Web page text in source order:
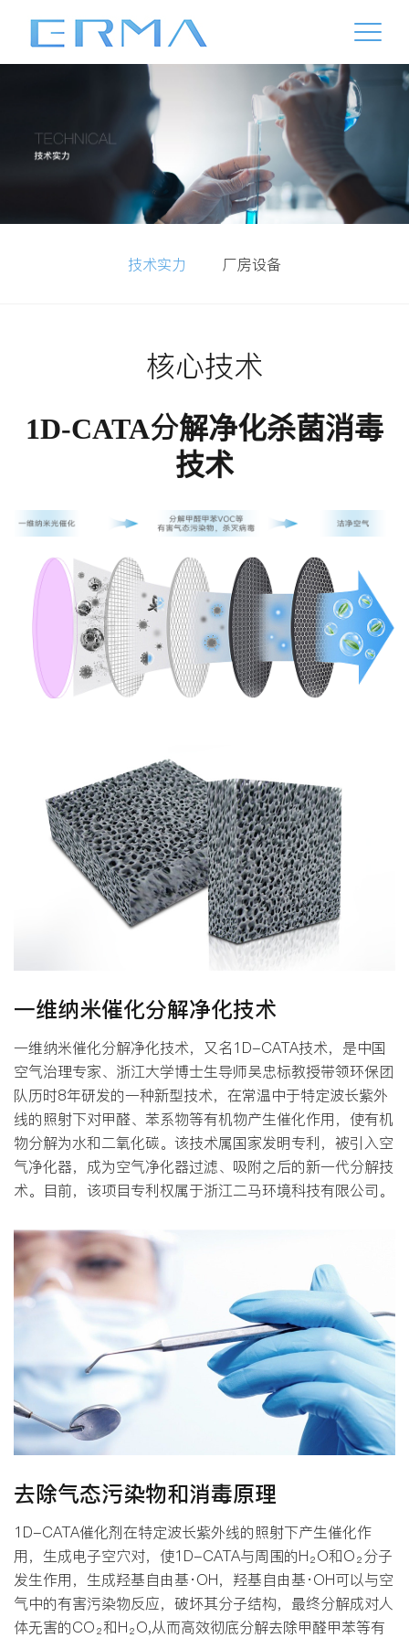
技术实力 厂房设备
核心技术
1D-CATA分解净化杀菌消毒
技术
一维纳米催化分解净化技术
一维纳米催化分解净化技术，又名1D-CATA技术，是中国
空气治理专家、浙江大学博士生导师吴忠标教授带领环保团
队历时8年研发的一种新型技术，在常温中于特定波长紫外
线的照射下对甲醛、苯系物等有机物产生催化作用，使有机
物分解为水和二氧化碳。该技术属国家发明专利，被引入空
气净化器，成为空气净化器过滤、吸附之后的新一代分解技
术。目前，该项目专利权属于浙江二马环境科技有限公司。
去除气态污染物和消毒原理
1D-CATA催化剂在特定波长紫外线的照射下产生催化作
用，生成电子空穴对，使1D-CATA与周围的H₂O和O₂分子
发生作用，生成羟基自由基·OH，羟基自由基·OH可以与空
气中的有害污染物反应，破坏其分子结构，最终分解成对人
体无害的CO₂和H₂O,从而高效彻底分解去除甲醛甲苯等有